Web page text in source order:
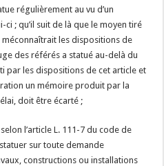
régulièrement au vu d’un
; qu’il suit de là que le moyen tiré
méconnaîtrait les dispositions de
des référés a statué au-delà du
par les dispositions de cet article et
un mémoire produit par la
doit être écarté ;
l’article L. 111-7 du code de
sur toute demande
constructions ou installations